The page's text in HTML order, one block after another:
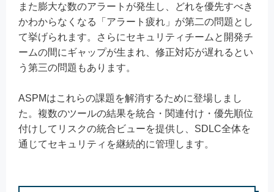
また膨大な数のアラートが発生し、どれを優先すべき
かわからなくなる「アラート疲れ」が第二の問題とし
て挙げられます。さらにセキュリティチームと開発チ
ームの間にギャップが生まれ、修正対応が遅れるとい
う第三の問題もあります。
ASPMはこれらの課題を解消するために登場しまし
た。複数のツールの結果を統合・関連付け・優先順位
付けしてリスクの統合ビューを提供し、SDLC全体を
通じてセキュリティを継続的に管理します。